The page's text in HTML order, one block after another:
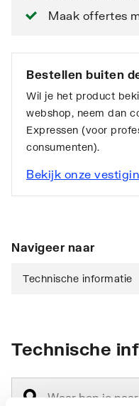
Maak offertes
Bestellen buiten
Wil je het product
webshop, neem dan
Expressen (voor
consumenten).
Bekijk onze
Navigeer naar
Technische informatie
Technische